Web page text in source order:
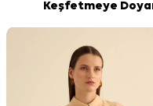
Keşfetmeye